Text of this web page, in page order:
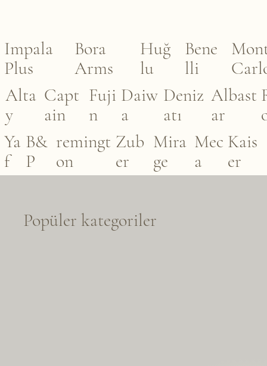
Impala
Plus
Bora
Arms
Huğ
lu
Bene
lli
Alta
y
Capt
ain
Fuji
n
Daiw
a
Deniz
atı
Albast
ar
Ya
f
B&
P
remingt
on
Zub
er
Mira
ge
Mec
a
Kais
er
Popüler kategoriler